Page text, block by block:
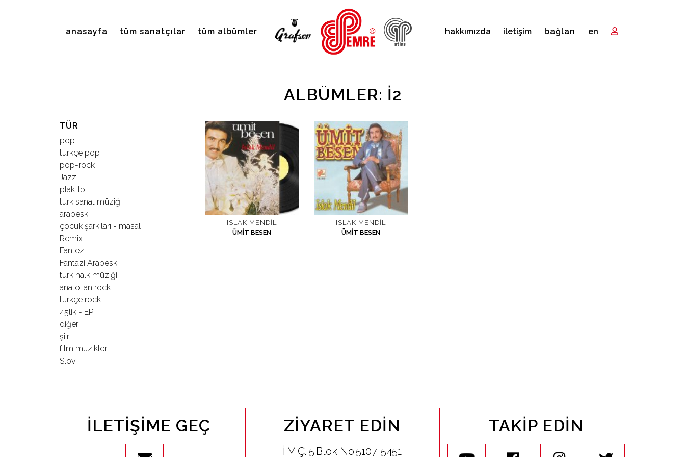
anasayfa tüm sanatçılar tüm albümler hakkımızda i̇letişim bağlan en
ALBÜMLER: I2
TÜR
pop
türkçe pop
pop-rock
Jazz
plak-lp
türk sanat müziği
arabesk
çocuk şarkıları - masal
Remix
Fantezi
Fantazi Arabesk
türk halk müziği
anatolian rock
türkçe rock
45lik - EP
diğer
şiir
film müzikleri
Slov
ISLAK MENDIL
ÜMIT BESEN
ISLAK MENDIL
ÜMIT BESEN
İLETIŞIME GEÇ ZIYARET EDIN
İ.M.Ç. 5.Blok No:5107-5451
TAKIP EDIN
youtube facebook instagram